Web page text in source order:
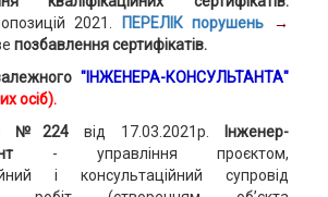
2021.
ПЕРЕЛІК порушень
→
позбавлення сертифікатів.
"ІНЖЕНЕРА-КОНСУЛЬТАНТА"
осіб).
№224від 17.03.2021р.
Інженер-
- управління проєктом,
і консультаційний супровід